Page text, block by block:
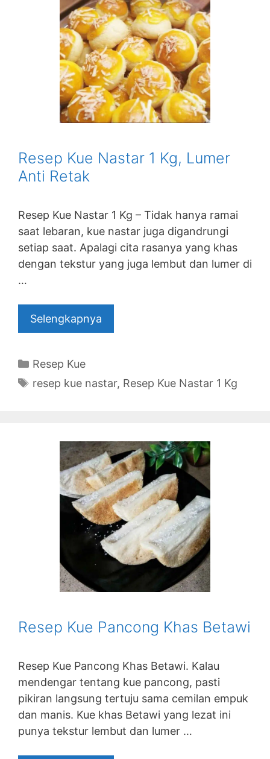
Resep Kue Nastar 1 Kg, Lumer
Anti Retak
Resep Kue Nastar 1 Kg – Tidak hanya ramai
saat lebaran, kue nastar juga digandrungi
setiap saat. Apalagi cita rasanya yang khas
dengan tekstur yang juga lembut dan lumer di
…
Selengkapnya
Categories
Resep Kue
Tags
resep kue nastar, Resep Kue Nastar 1 Kg
Resep Kue Pancong Khas Betawi
Resep Kue Pancong Khas Betawi. Kalau
mendengar tentang kue pancong, pasti
pikiran langsung tertuju sama cemilan empuk
dan manis. Kue khas Betawi yang lezat ini
punya tekstur lembut dan lumer …